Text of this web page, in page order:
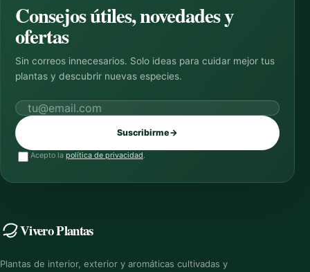
Consejos útiles, novedades y
ofertas
Sin correos innecesarios. Solo ideas para cuidar mejor tus
plantas y descubrir nuevas especies.
Correo electrónico
Suscribirme→
Acepto la política de privacidad.
Vivero Plantas
Plantas de interior, exterior y aromáticas cultivadas y